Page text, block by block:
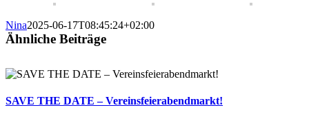
Nina2025-06-17T08:45:24+02:00
Ähnliche Beiträge
SAVE THE DATE – Vereinsfeierabendmarkt!